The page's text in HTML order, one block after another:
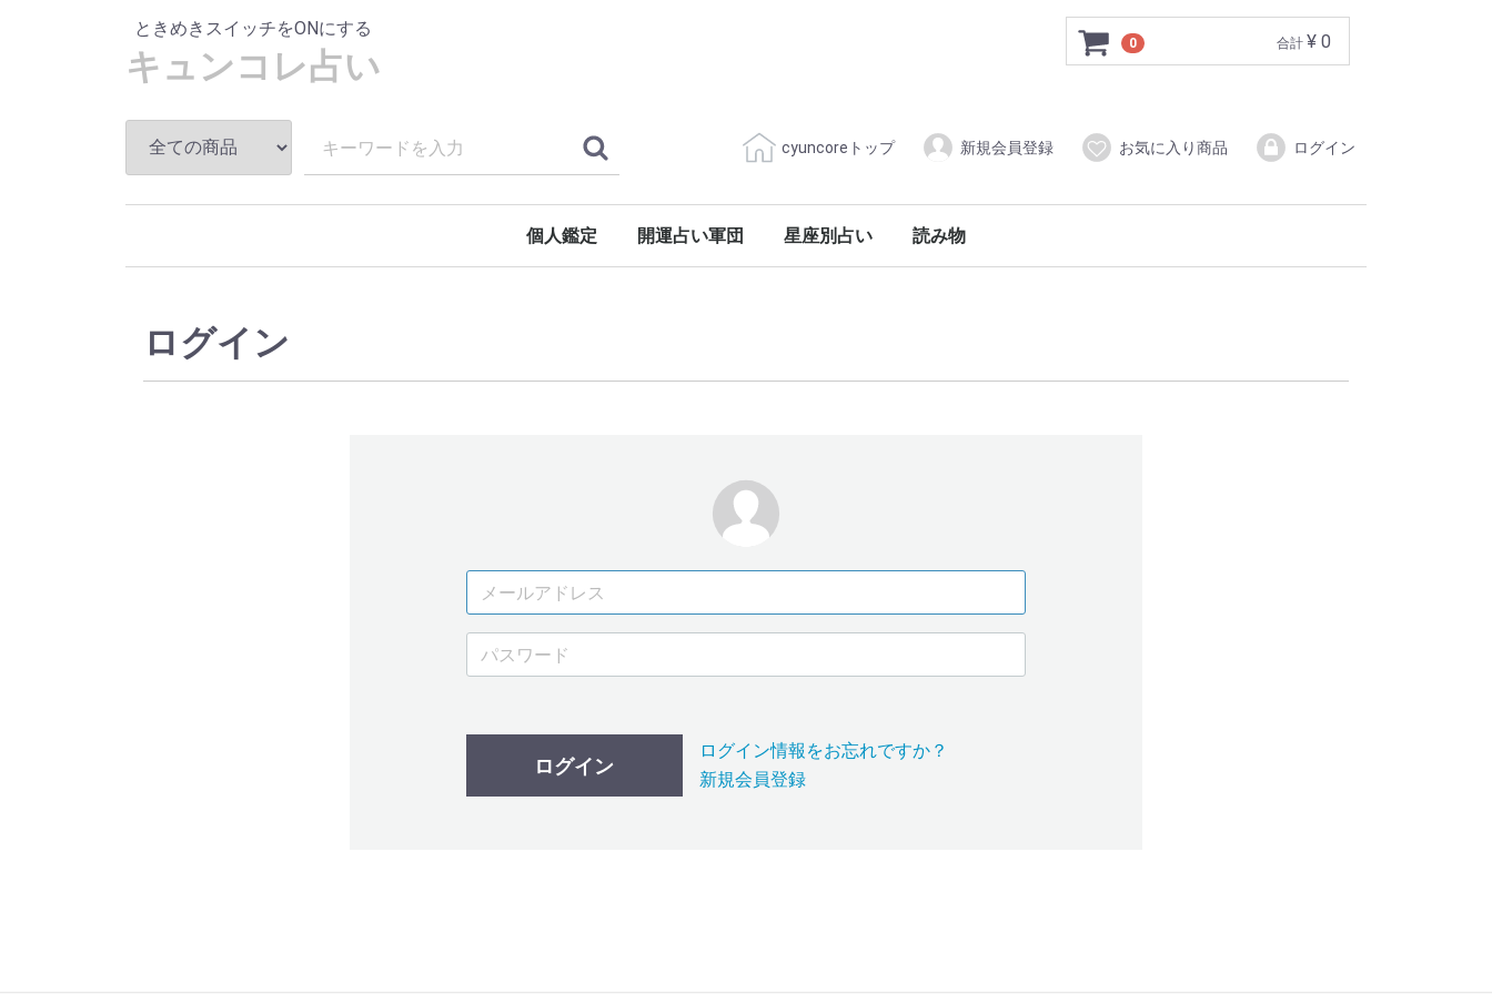
ときめきスイッチをONにする
キュンコレ占い
0 合計 ¥ 0
cyuncoreトップ 新規会員登録 お気に入り商品 ログイン
個人鑑定 開運占い軍団 星座別占い 読み物
ログイン
ログイン
ログイン情報をお忘れですか？
新規会員登録